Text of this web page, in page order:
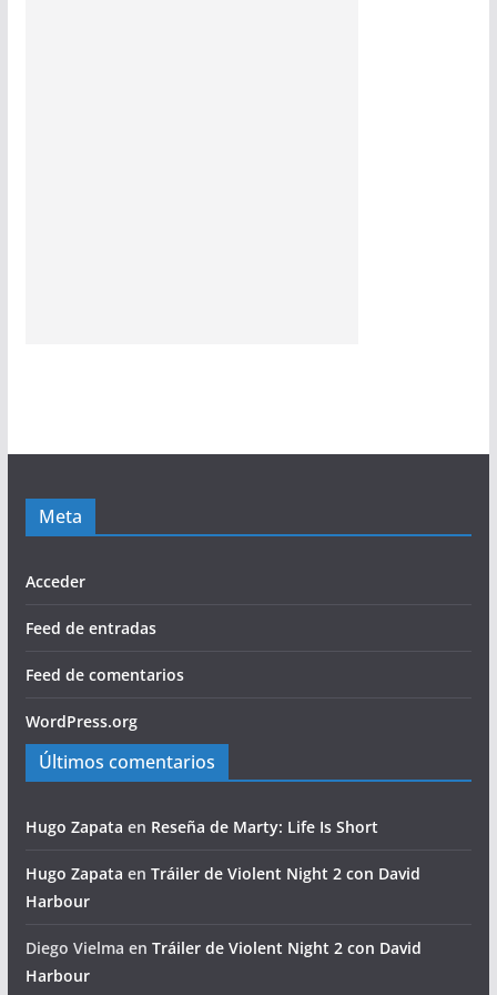
Meta
Acceder
Feed de entradas
Feed de comentarios
WordPress.org
Últimos comentarios
Hugo Zapata en Reseña de Marty: Life Is Short
Hugo Zapata en Tráiler de Violent Night 2 con David
Harbour
Diego Vielma en Tráiler de Violent Night 2 con David
Harbour